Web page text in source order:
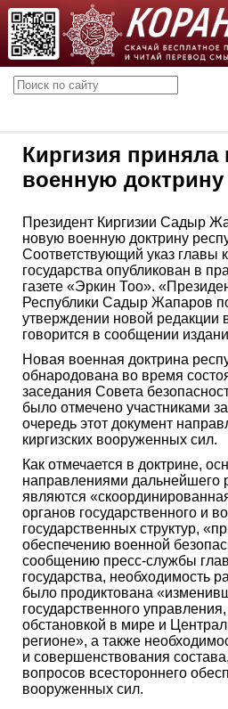
Киргизия
военную доктрину
Президент Киргизии Садыр
новую военную доктрину
Соответствующий указ главы
государства опубликован в
газете «Эркин Тоо».
Республики Садыр Жапаров
утверждении новой редакции
говорится в сообщении
Новая военная доктрина
обнародована во время
заседания Совета
было отмечено участниками
очередь этот документ
киргизских вооруженных сил.
Как отмечается в доктрине,
направлениями дальнейшего
являются
органов государственного и
государственных структур,
обеспечению военной
сообщению пресс-службы
государства, необходимость
было продиктована
государственного
обстановкой в мире и
регионе», а также
и совершенствования
вопросов всестороннего
вооруженных сил.